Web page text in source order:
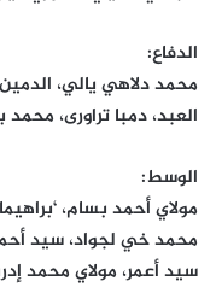
الدفاع:
محمد دلاهي يالي، الدمين
العبد، دمبا تراورى،
الوسط:
مولاي أحمد بسام،
محمد خي لجواد، سيد
سيد أعمر، مولاي محمد